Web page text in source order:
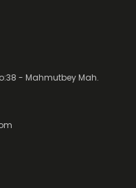
- Mahmutbey Mah.